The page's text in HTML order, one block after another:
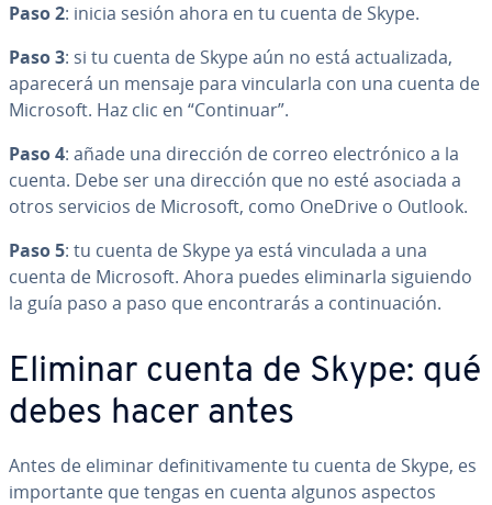
Paso 2: inicia sesión ahora en tu cuenta de Skype.
Paso 3: si tu cuenta de Skype aún no está ac­tua­li­za­da,
aparecerá un mensaje para vi­n­cu­lar­la con una cuenta de
Microsoft. Haz clic en “Continuar”.
Paso 4: añade una dirección de correo ele­c­tró­ni­co a la
cuenta. Debe ser una dirección que no esté asociada a
otros servicios de Microsoft, como OneDrive o Outlook.
Paso 5: tu cuenta de Skype ya está vinculada a una
cuenta de Microsoft. Ahora puedes eli­mi­nar­la siguiendo
la guía paso a paso que en­co­n­tra­rás a co­n­ti­nua­ción.
Eliminar cuenta de Skype: qué
debes hacer antes
Antes de eliminar de­fi­ni­ti­va­me­n­te tu cuenta de Skype, es
im­po­r­ta­n­te que tengas en cuenta algunos aspectos